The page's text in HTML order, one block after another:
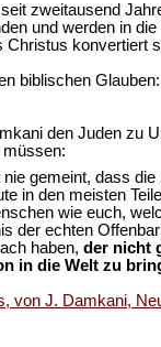
zweitausend
und werden in
Christus konvertiert
biblischen
den Juden zu
müssen:
gemeint, dass
in den meisten
wie euch,
der echten
haben, der nicht
in die Welt zu
von J. Damkani,